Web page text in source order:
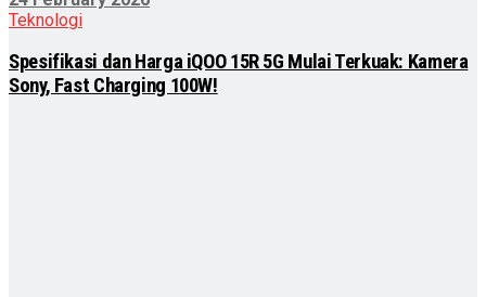
Teknologi
Spesifikasi dan Harga iQOO 15R 5G Mulai Terkuak: Kamera
Sony, Fast Charging 100W!